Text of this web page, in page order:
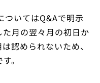
ついてはQ&Aで明示
月の翌々月の初日か
認められないため、
。